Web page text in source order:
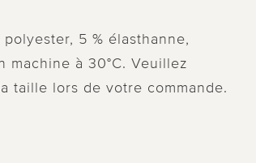
polyester, 5 % élasthanne,
machine à 30°C. Veuillez
taille lors de votre commande.